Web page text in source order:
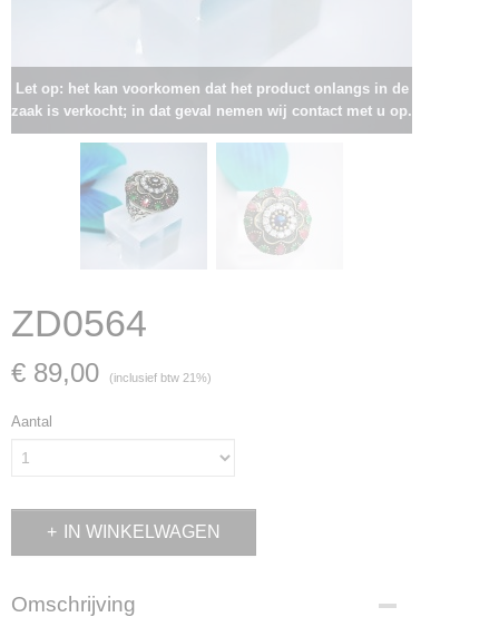
Let op: het kan voorkomen dat het product onlangs in de
zaak is verkocht; in dat geval nemen wij contact met u op.
ZD0564
€ 89,00 (inclusief btw 21%)
Aantal
IN WINKELWAGEN
Omschrijving